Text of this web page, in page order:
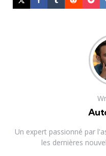
Un expert passionné par
les dernières